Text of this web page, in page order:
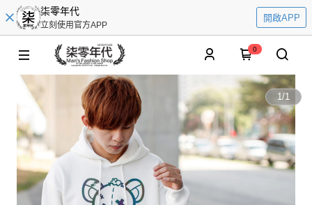
柒零年代
立刻使用官方APP
開啟APP
0
1/1